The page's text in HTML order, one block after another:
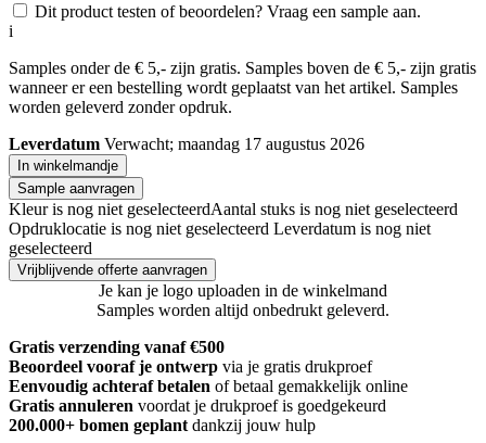
Dit product testen of beoordelen? Vraag een sample aan.
i
Samples onder de € 5,- zijn gratis. Samples boven de € 5,- zijn gratis
wanneer er een bestelling wordt geplaatst van het artikel. Samples
worden geleverd zonder opdruk.
Leverdatum Verwacht; maandag 17 augustus 2026
In winkelmandje
Sample aanvragen
Kleur is nog niet geselecteerdAantal stuks is nog niet geselecteerd
Opdruklocatie is nog niet geselecteerd Leverdatum is nog niet
geselecteerd
Vrijblijvende offerte aanvragen
Je kan je logo uploaden in de winkelmand
Samples worden altijd onbedrukt geleverd.
Gratis verzending vanaf €500
Beoordeel vooraf je ontwerp via je gratis drukproef
Eenvoudig achteraf betalen of betaal gemakkelijk online
Gratis annuleren voordat je drukproef is goedgekeurd
200.000+ bomen geplant dankzij jouw hulp